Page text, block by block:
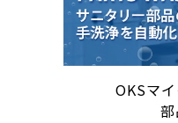
OKSマ